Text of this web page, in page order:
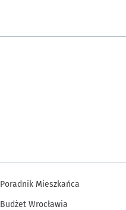
Poradnik Mieszkańca
Budżet Wrocławia